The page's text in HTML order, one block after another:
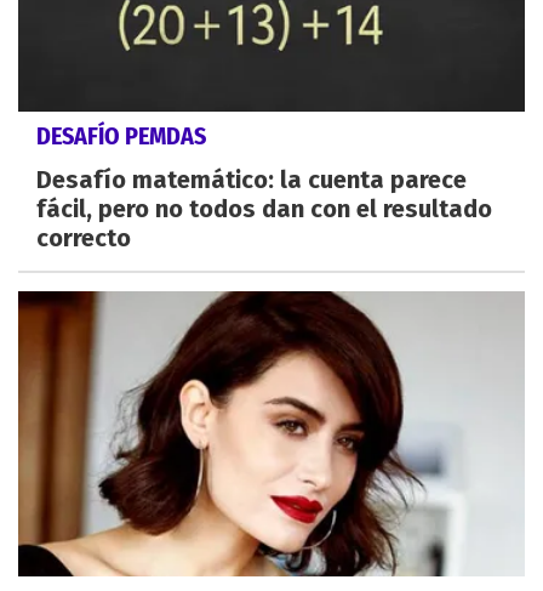
DESAFÍO PEMDAS
Desafío matemático: la cuenta parece
fácil, pero no todos dan con el resultado
correcto